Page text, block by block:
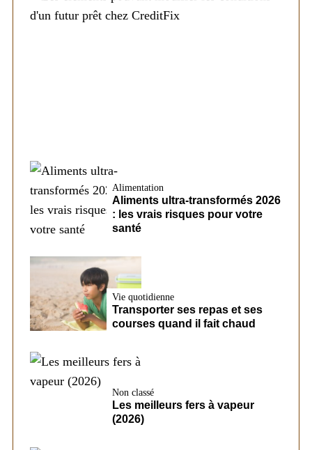
Alimentation
Aliments ultra-transformés 2026
: les vrais risques pour votre
santé
Vie quotidienne
Transporter ses repas et ses
courses quand il fait chaud
Non classé
Les meilleurs fers à vapeur
(2026)